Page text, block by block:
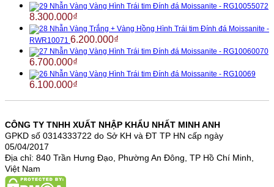
Nhẫn Vàng Vàng Hình Trái tim Đính đá Moissanite - RG10055072
8.300.000₫
Nhẫn Vàng Trắng + Vàng Hồng Hình Trái tim Đính đá Moissanite -
RWR10071 6.200.000₫
Nhẫn Vàng Vàng Hình Trái tim Đính đá Moissanite - RG10060070
6.700.000₫
Nhẫn Vàng Vàng Hình Trái tim Đính đá Moissanite - RG10069
6.100.000₫
CÔNG TY TNHH XUẤT NHẬP KHẨU NHẤT MINH ANH
GPKD số 0314333722 do Sở KH và ĐT TP HN cấp ngày
05/04/2017
Địa chỉ: 840 Trần Hưng Đạo, Phường An Đông, TP Hồ Chí Minh,
Việt Nam